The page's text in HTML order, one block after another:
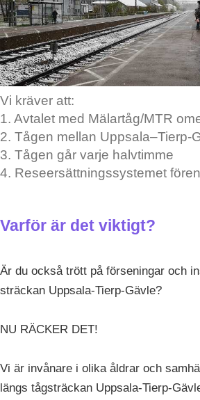
Vi kräver att:
1. Avtalet med Mälartåg/MTR
2. Tågen mellan Uppsala–Tierp-
3. Tågen går varje halvtimme
4. Reseersättningssystemet
Varför är det viktigt?
Är du också trött på förseningar och
sträckan Uppsala-Tierp-Gävle?
NU RÄCKER DET!
Vi är invånare i olika åldrar och
längs tågsträckan Uppsala-Tierp-